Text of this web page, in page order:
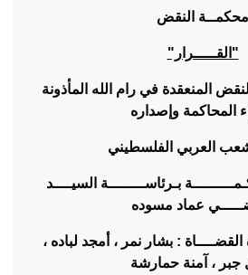
محكمــة النقض
"القـــــرار"
المنعقدة في رام الله المأذونة
المحاكمة وإصداره
العربي الفلسطيني
بـرئاســــــــة السيــــد
عماد مسوده
القضــــاة : بشار نمر ، أمجد لباده ،
جبر ، آمنة حمارشة